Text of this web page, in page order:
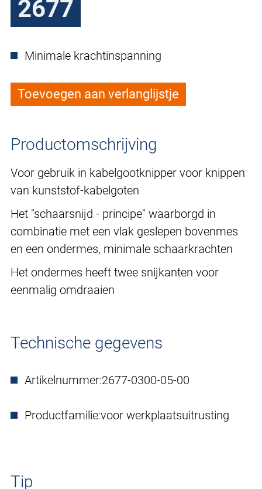
2677
Minimale krachtinspanning
Toevoegen aan verlanglijstje
Productomschrijving
Voor gebruik in kabelgootknipper voor knippen
van kunststof-kabelgoten
Het "schaarsnijd - principe" waarborgd in
combinatie met een vlak geslepen bovenmes
en een ondermes, minimale schaarkrachten
Het ondermes heeft twee snijkanten voor
eenmalig omdraaien
Technische gegevens
Artikelnummer:2677-0300-05-00
Productfamilie:voor werkplaatsuitrusting
Tip